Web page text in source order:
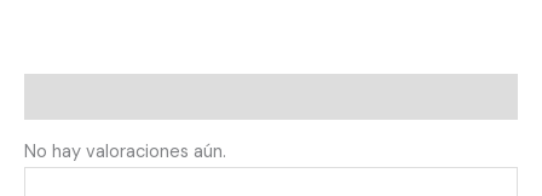
No hay valoraciones aún.